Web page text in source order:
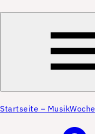
Startseite – MusikWoche